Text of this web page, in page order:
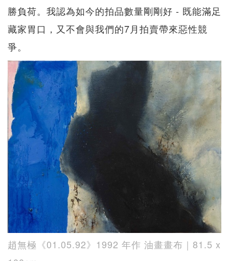
勝負荷。我認為如今的拍品數量剛剛好 - 既能滿足
藏家胃口，又不會與我們的7月拍賣帶來惡性競
爭。
趙無極《01.05.92》1992 年作 油畫畫布｜81.5 x